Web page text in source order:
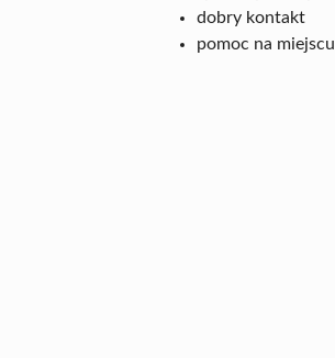
dobry kontakt
pomoc na miejscu